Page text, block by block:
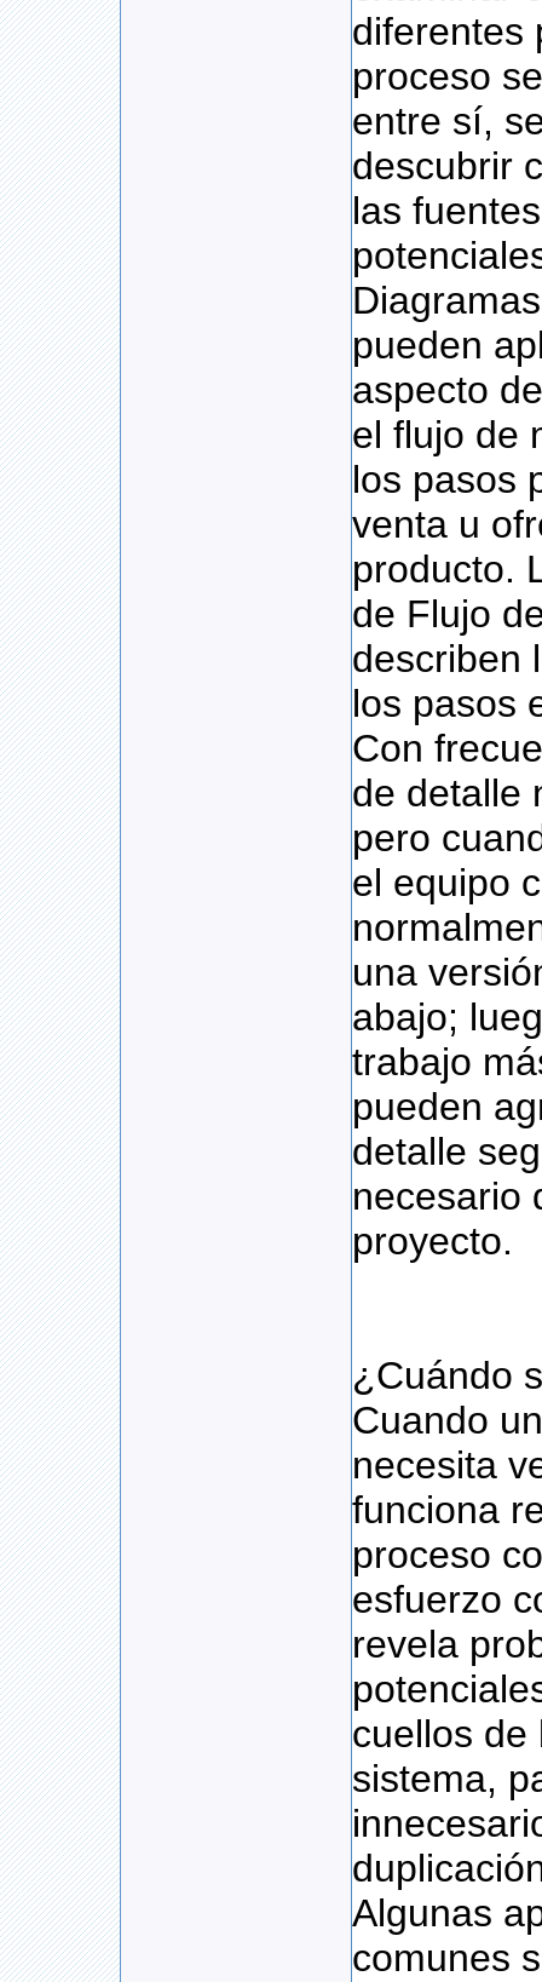
diferentes
proceso
entre sí,
descubrir
las
pueden
aspecto
el flujo de
los pasos
venta u
producto.
de Flujo
describen
los pasos
Con
de detalle
pero
el equipo
una
abajo;
trabajo
pueden
detalle
necesario
proyecto.
¿Cuándo
Cuando
necesita
funciona
proceso
esfuerzo
revela
cuellos de
sistema,
Algunas
comunes